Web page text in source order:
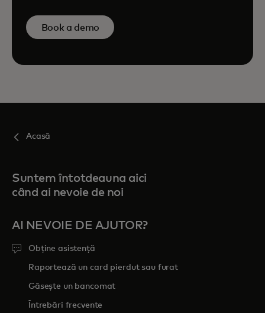
Book a demo
Acasă
Suntem întotdeauna aici
când ai nevoie de noi
AI NEVOIE DE AJUTOR?
Obține asistență
Raportează un card pierdut sau furat
Găsește un bancomat
Întrebări frecvente